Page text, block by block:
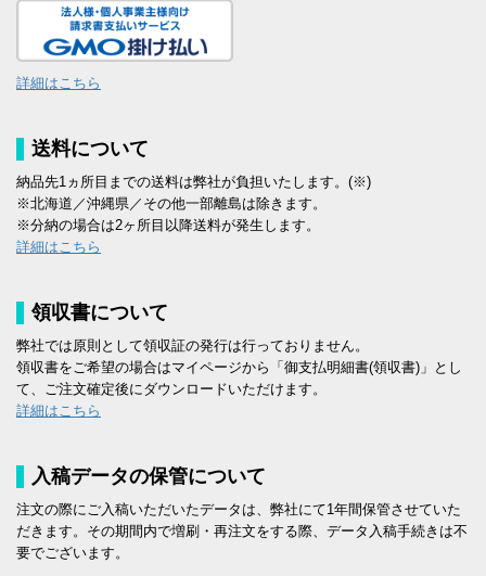
詳細はこちら
送料について
納品先1ヵ所目までの送料は弊社が負担いたします。(※)
※北海道／沖縄県／その他一部離島は除きます。
※分納の場合は2ヶ所目以降送料が発生します。
詳細はこちら
領収書について
弊社では原則として領収証の発行は行っておりません。
領収書をご希望の場合はマイページから「御支払明細書(領収書)」とし
て、ご注文確定後にダウンロードいただけます。
詳細はこちら
入稿データの保管について
注文の際にご入稿いただいたデータは、弊社にて1年間保管させていた
だきます。その期間内で増刷・再注文をする際、データ入稿手続きは不
要でございます。